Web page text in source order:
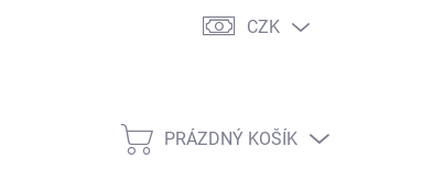
CZK
NÁKUPNÍ
PRÁZDNÝ KOŠÍK